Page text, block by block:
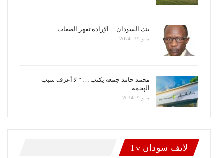
بنك السودان….الإرادة تقهر الصعاب
مايو 29, 2024
محمد حامد جمعة يكتب … ” لا أعرف سبب
الهجمة…
مايو 9, 2024
لايف سودان Tv